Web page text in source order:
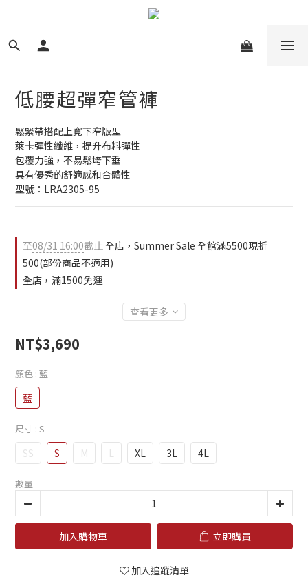
低腰超彈窄管褲
鬆緊帶搭配上寬下窄版型
萊卡彈性纖維，提升布料彈性
包覆力強，不易鬆垮下垂
具有優秀的舒適感和合體性
型號：LRA2305-95
至08/31 16:00截止全店，Summer Sale 全館滿5500現折
500(部份商品不適用)
全店，滿1500免運
查看更多
NT$3,690
顏色 : 藍
藍
尺寸 : S
SS S M L XL 3L 4L
數量
加入購物車 立即購買
加入追蹤清單